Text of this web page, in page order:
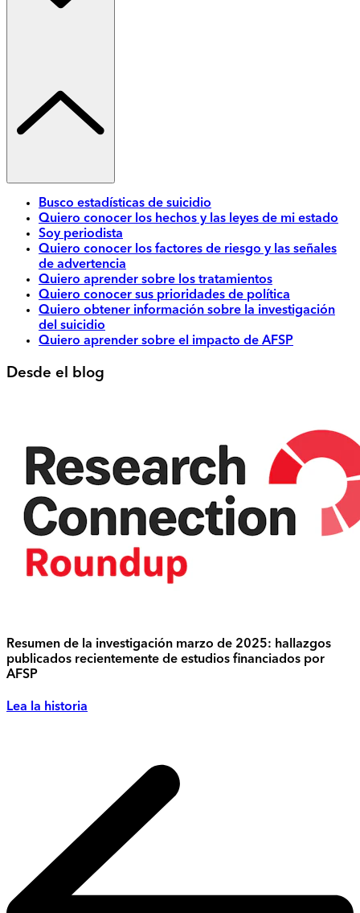
Busco estadísticas de suicidio
Quiero conocer los hechos y las leyes de mi estado
Soy periodista
Quiero conocer los factores de riesgo y las señales
de advertencia
Quiero aprender sobre los tratamientos
Quiero conocer sus prioridades de política
Quiero obtener información sobre la investigación
del suicidio
Quiero aprender sobre el impacto de AFSP
Desde el blog
Resumen de la investigación marzo de 2025: hallazgos
publicados recientemente de estudios financiados por
AFSP
Lea la historia